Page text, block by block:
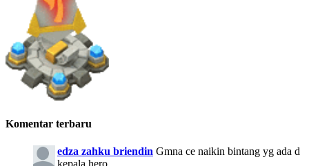
Komentar terbaru
edza zahku briendin Gmna ce naikin bintang yg ada d
kepala hero..